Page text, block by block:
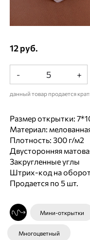
12 руб.
- +
данный товар продается
Размер открытки:
Материал:
Плотность: 300 г/м2
Двусторонняя
Закругленные углы
Штрих-код на
Продается по 5 шт.
Мини-открытки
Многоцветный